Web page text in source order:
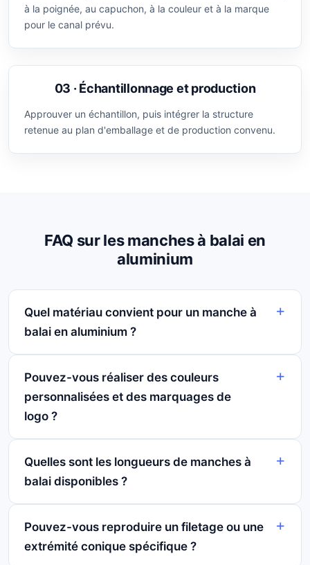
à la poignée, au capuchon, à la couleur et à la marque
pour le canal prévu.
03 · Échantillonnage et production
Approuver un échantillon, puis intégrer la structure
retenue au plan d'emballage et de production convenu.
FAQ sur les manches à balai en
aluminium
Quel matériau convient pour un manche à
balai en aluminium ?
Pouvez-vous réaliser des couleurs
personnalisées et des marquages de
logo ?
Quelles sont les longueurs de manches à
balai disponibles ?
Pouvez-vous reproduire un filetage ou une
extrémité conique spécifique ?